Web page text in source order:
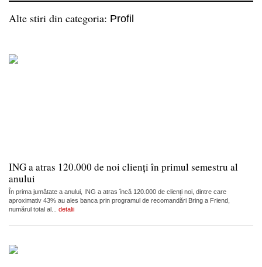
Alte stiri din categoria: Profil
ING a atras 120.000 de noi clienți în primul semestru al
anului
În prima jumătate a anului, ING a atras încă 120.000 de clienți noi, dintre care
aproximativ 43% au ales banca prin programul de recomandări Bring a Friend,
numărul total al... detalii